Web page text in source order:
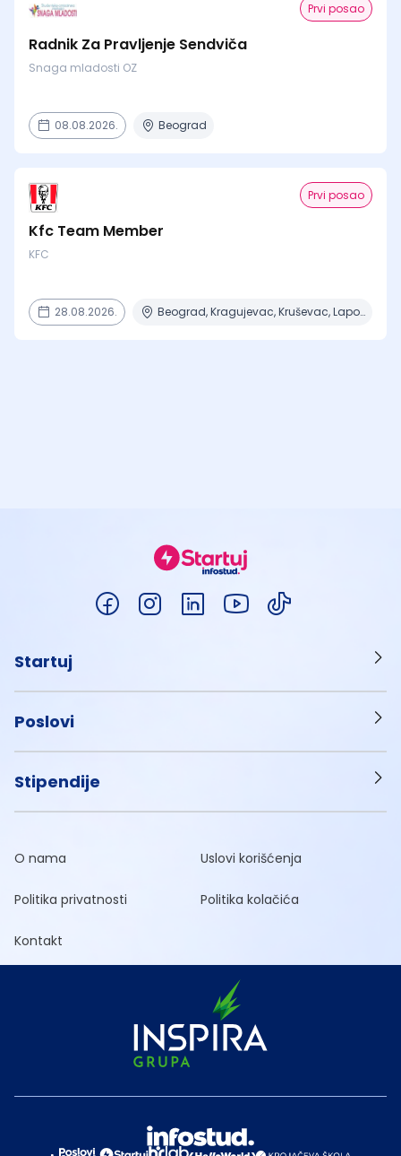
Prvi posao
Radnik Za Pravljenje Sendviča
Snaga mladosti OZ
08.08.2026. Beograd
Prvi posao
Kfc Team Member
KFC
28.08.2026. Beograd, Kragujevac, Kruševac, Lapovo, Niš + 4 mesta
Startuj
Poslovi
Stipendije
O nama Uslovi korišćenja
Politika privatnosti Politika kolačića
Kontakt